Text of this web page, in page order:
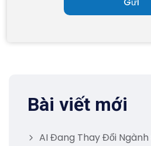
Bài viết mới
AI Đang Thay Đổi